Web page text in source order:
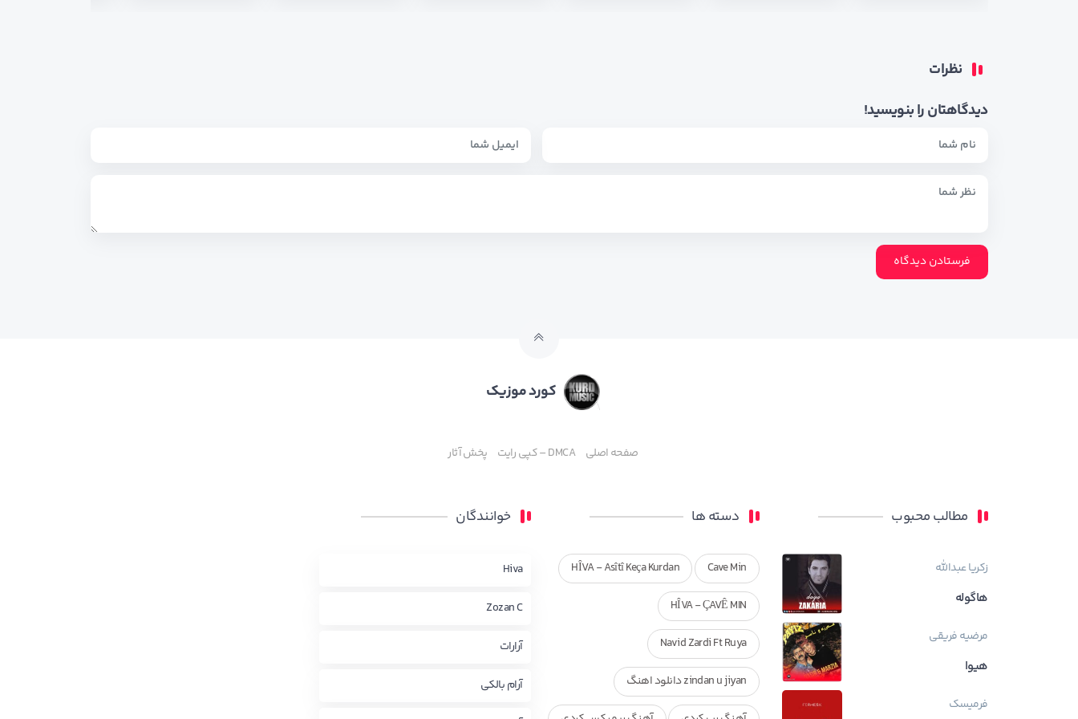
نظرات
دیدگاهتان را بنویسید!
کورد موزیک
صفحه اصلی DMCA – کپی رایت پخش آثار
مطالب محبوب
زکریا عبدالله
هاگوله
مرضیه فریقی
هیوا
فرمیسک
دسته ها
Cave Min
HÎVA - Asîtî Keça Kurdan
HÎVA - ÇAVÊ MIN
Navid Zardi Ft Ruya
zindan u jiyan دانلود اهنگ
خوانندگان
Hiva
Zozan C
آرارات
آرام بالکی